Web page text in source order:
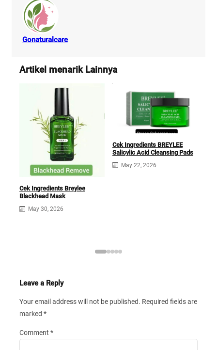
Gonaturalcare
Artikel menarik Lainnya
Cek Ingredients Breylee
Blackhead Mask
May 30, 2026
Cek Ingredients BREYLEE
Salicylic Acid Cleansing Pads
May 22, 2026
Leave a Reply
Your email address will not be published. Required fields are
marked *
Comment *